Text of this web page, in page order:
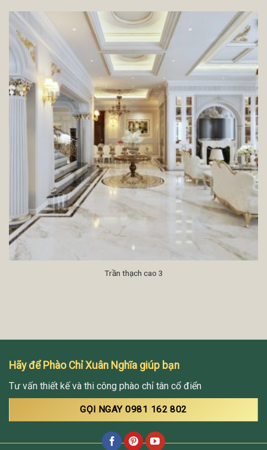
Trần thạch cao 3
Hãy để Phào Chỉ Xuân Nghĩa giúp bạn
Tư vấn thiết kế và thi công phào chỉ tân cổ điển
GỌI NGAY 0981 162 802